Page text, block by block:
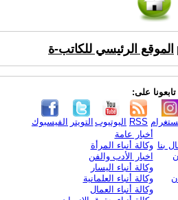
الموقع الرئيسي للكاتب-ة
تابعونا على:
الفيسبوك التويتر اليوتيوب RSS
بنا
أخبار عامة
وكالة أنباء المرأة
اخبار الأدب والفن
وكالة أنباء اليسار
وكالة أنباء العلمانية
وكالة أنباء العمال